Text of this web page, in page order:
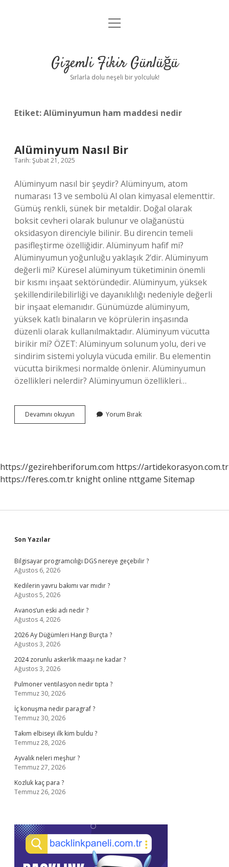
Anasayfa
Yasal Uyarı
menüyü
Gizemli Fikir Günlüğü
Sırlarla dolu neşeli bir yolculuk!
Etiket:Alüminyumun ham maddesi nedir
Alüminyum Nasıl Bir
Tarih: Şubat 21, 2025
Alüminyum nasıl bir şeydir? Alüminyum, atom
numarası 13 ve sembolü Al olan kimyasal elementtir.
Gümüş renkli, sünek bir metaldir. Doğal olarak
boksit cevheri olarak bulunur ve olağanüstü
oksidasyon direnciyle bilinir. Bu direncin temeli
pasifleştirme özelliğidir. Alüminyum hafif mi?
Alüminyumun yoğunluğu yaklaşık 2’dir. Alüminyum
değerli mi? Küresel alüminyum tüketiminin önemli
bir kısmı inşaat sektöründedir. Alüminyum, yüksek
şekillendirilebilirliği ve dayanıklılığı nedeniyle değerli
bir inşaat elemanıdır. Günümüzde alüminyum,
yüksek katlı binaların ve köprülerin inşasında
düzenli olarak kullanılmaktadır. Alüminyum vücutta
birikir mi? ÖZET: Alüminyum solunum yolu, deri ve
sindirim sistemi yoluyla vücuda emilir. Bu elementin
vücutta birikmesi normalde önlenir. Alüminyumun
özellikleri nelerdir? Alüminyumun özellikleri…
Devamını okuyun Alüminyum
Nasıl
Yorum Bırak
https://gezirehberiforum.com https://artidekorasyon.com.tr
https://feres.com.tr knight online nttgame Sitemap
Sidebar
Son Yazılar
Bilgisayar programcılığı DGS nereye geçebilir ?
Ağustos 6, 2026
Kedilerin yavru bakımı var mıdır ?
Ağustos 5, 2026
Avanos’un eski adı nedir ?
Ağustos 4, 2026
2026 Ay Düğümleri Hangi Burçta ?
Ağustos 3, 2026
2024 zorunlu askerlik maaşı ne kadar ?
Ağustos 3, 2026
Pulmoner ventilasyon nedir tıpta ?
Temmuz 30, 2026
İç konuşma nedir paragraf ?
Temmuz 30, 2026
Takım elbiseyi ilk kim buldu ?
Temmuz 28, 2026
Ayvalık neleri meşhur ?
Temmuz 27, 2026
Kozluk kaç para ?
Temmuz 26, 2026